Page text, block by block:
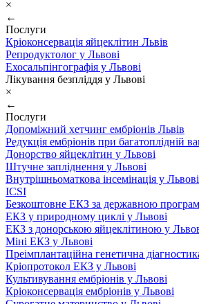
×
←
Послуги
Кріоконсервація яйцеклітин Львів
Репродуктолог у Львові
Ехосальпінгографія у Львові
Лікування безпліддя у Львові
×
←
Послуги
Допоміжний хетчинг ембріонів Львів
Редукція ембріонів при багатоплідній
Донорство яйцеклітин у Львові
Штучне запліднення у Львові
Внутрішньоматкова інсемінація у Львові
ICSI
Безкоштовне ЕКЗ за державною
ЕКЗ у природному циклі у Львові
ЕКЗ з донорською яйцеклітиною у
Міні ЕКЗ у Львові
Преімплантаційна генетична
Кріопротокол ЕКЗ у Львові
Культивування ембріонів у Львові
Кріоконсервація ембріонів у Львові